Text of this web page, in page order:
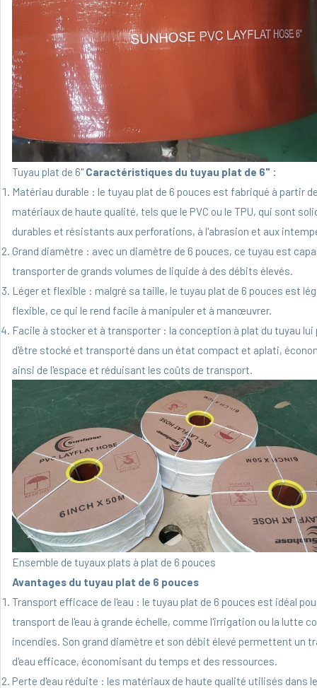
Tuyau plat de 6" Caractéristiques du tuyau plat de 6" :
Matériau durable : le tuyau plat de 6 pouces est fabriqué à partir
matériaux de haute qualité, tels que le PVC ou le TPU, qui sont
durables et résistants aux perforations, à l'abrasion et aux
Grand diamètre : avec un diamètre de 6 pouces, ce tuyau est
transporter de grands volumes de liquide à des débits élevés.
Léger et flexible : malgré sa taille, le tuyau plat de 6 pouces est
flexible, ce qui le rend facile à manipuler et à manœuvrer.
Facile à stocker et à transporter : la conception à plat du tuyau lui
d'être stocké et transporté dans un état compact et aplati,
ainsi de l'espace et réduisant les coûts de transport.
Ensemble de tuyaux plats à plat de 6 pouces
Avantages du tuyau plat de 6 pouces
Transport efficace de l'eau : le tuyau plat de 6 pouces est idéal
transport de l'eau à grande échelle, comme l'irrigation ou la lutte
incendies. Son grand diamètre et son débit élevé permettent un
d'eau efficace, économisant du temps et des ressources.
Perte d'eau réduite : les matériaux de haute qualité utilisés dans